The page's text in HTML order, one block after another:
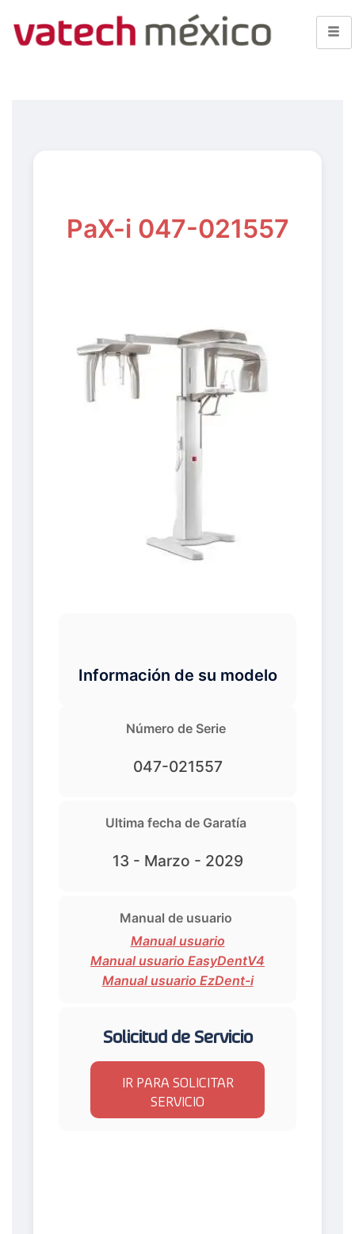
PaX-i 047-021557
Información de su modelo
Número de Serie
047-021557
Ultima fecha de Garatía
13 - Marzo - 2029
Manual de usuario
Manual usuario
Manual usuario EasyDentV4
Manual usuario EzDent-i
Solicitud de Servicio
IR PARA SOLICITAR
SERVICIO